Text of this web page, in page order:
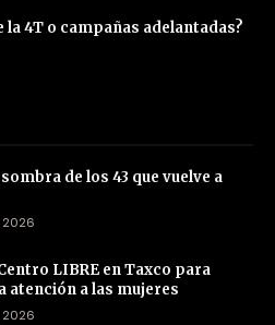
la 4T o campañas adelantadas?
de los 43 que vuelve a
LIBRE en Taxco para
atención a las mujeres